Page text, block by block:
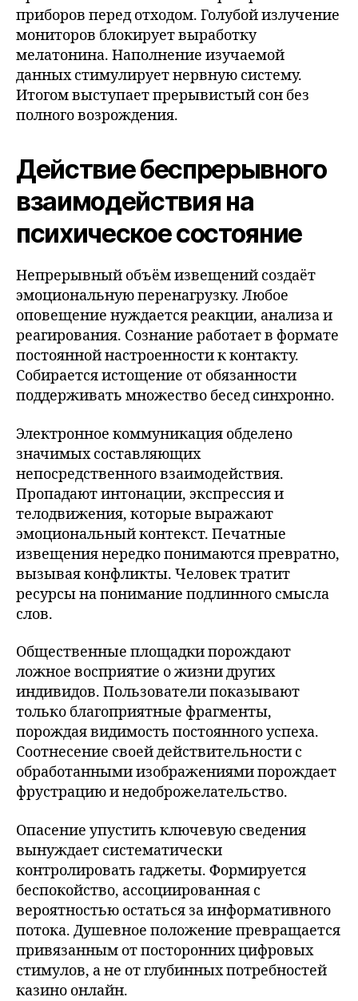
приборов перед отходом. Голубой излучение
мониторов блокирует выработку
мелатонина. Наполнение изучаемой
данных стимулирует нервную систему.
Итогом выступает прерывистый сон без
полного возрождения.
Действие беспрерывного
взаимодействия на
психическое состояние
Непрерывный объём извещений создаёт
эмоциональную перенагрузку. Любое
оповещение нуждается реакции, анализа и
реагирования. Сознание работает в формате
постоянной настроенности к контакту.
Собирается истощение от обязанности
поддерживать множество бесед синхронно.
Электронное коммуникация обделено
значимых составляющих
непосредственного взаимодействия.
Пропадают интонации, экспрессия и
телодвижения, которые выражают
эмоциональный контекст. Печатные
извещения нередко понимаются превратно,
вызывая конфликты. Человек тратит
ресурсы на понимание подлинного смысла
слов.
Общественные площадки порождают
ложное восприятие о жизни других
индивидов. Пользователи показывают
только благоприятные фрагменты,
порождая видимость постоянного успеха.
Соотнесение своей действительности с
обработанными изображениями порождает
фрустрацию и недоброжелательство.
Опасение упустить ключевую сведения
вынуждает систематически
контролировать гаджеты. Формируется
беспокойство, ассоциированная с
вероятностью остаться за информативного
потока. Душевное положение превращается
привязанным от посторонних цифровых
стимулов, а не от глубинных потребностей
казино онлайн.